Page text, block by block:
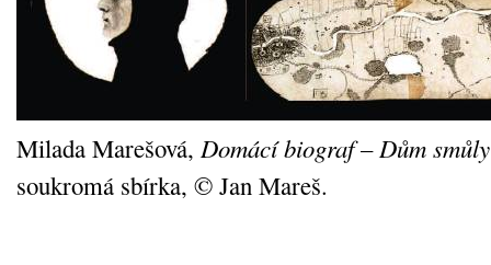
Milada Marešová, Domácí biograf – Dům smůly
soukromá sbírka, © Jan Mareš.